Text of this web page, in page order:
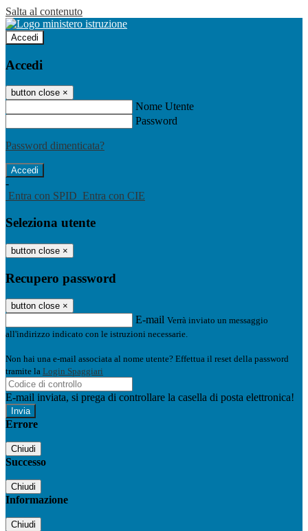
Salta al contenuto
Accedi
Accedi
button close ×
Nome Utente
Password
Password dimenticata?
-
Entra con SPID Entra con CIE
Seleziona utente
button close ×
Recupero password
button close ×
E-mail Verrà inviato un messaggio
all'indirizzo indicato con le istruzioni necessarie.
Non hai una e-mail associata al nome utente? Effettua il reset della password
tramite la Login Spaggiari
E-mail inviata, si prega di controllare la casella di posta elettronica!
Errore
Chiudi
Successo
Chiudi
Informazione
Chiudi